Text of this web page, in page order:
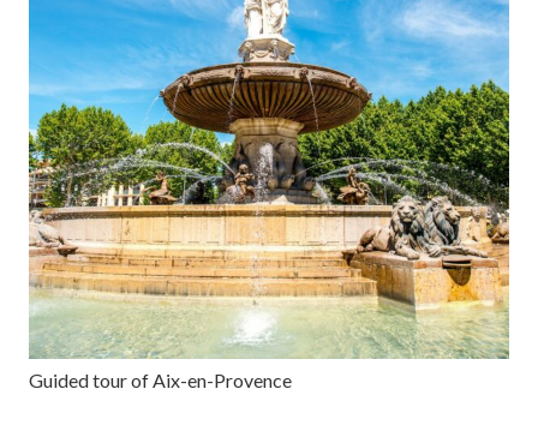
Guided tour of Aix-en-Provence